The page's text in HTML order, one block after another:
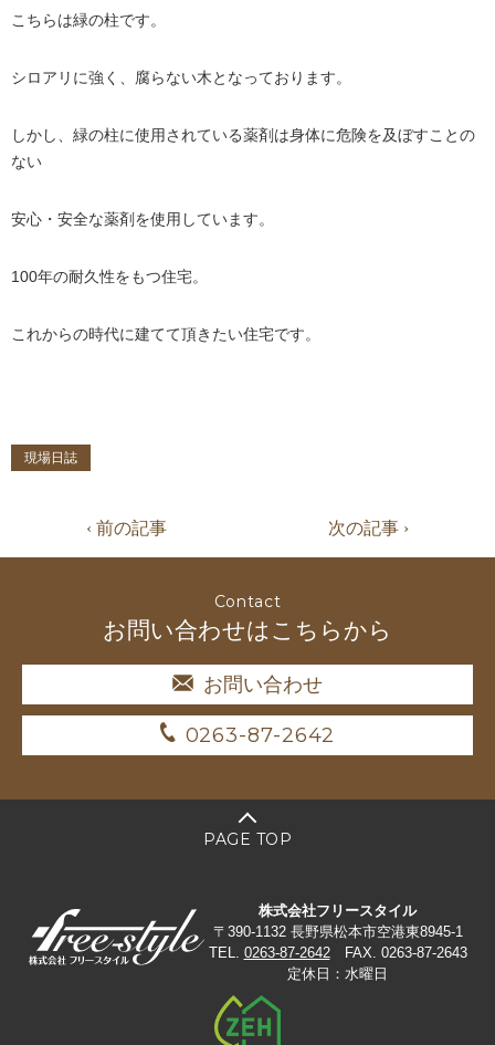
こちらは緑の柱です。
シロアリに強く、腐らない木となっております。
しかし、緑の柱に使用されている薬剤は身体に危険を及ぼすことの
ない
安心・安全な薬剤を使用しています。
100年の耐久性をもつ住宅。
これからの時代に建てて頂きたい住宅です。
現場日誌
‹ 前の記事 次の記事 ›
Contact
お問い合わせはこちらから
お問い合わせ
0263-87-2642
PAGE TOP
株式会社フリースタイル
〒390-1132 長野県松本市空港東8945-1
TEL. 0263-87-2642FAX. 0263-87-2643
定休日：水曜日